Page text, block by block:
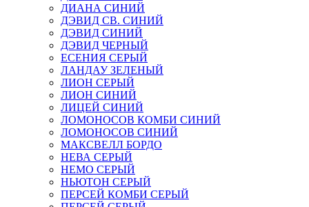
ДИАНА СИНИЙ
ДЭВИД СВ. СИНИЙ
ДЭВИД СИНИЙ
ДЭВИД ЧЕРНЫЙ
ЕСЕНИЯ СЕРЫЙ
ЛАНДАУ ЗЕЛЕНЫЙ
ЛИОН СЕРЫЙ
ЛИОН СИНИЙ
ЛИЦЕЙ СИНИЙ
ЛОМОНОСОВ КОМБИ СИНИЙ
ЛОМОНОСОВ СИНИЙ
МАКСВЕЛЛ БОРДО
НЕВА СЕРЫЙ
НЕМО СЕРЫЙ
НЬЮТОН СЕРЫЙ
ПЕРСЕЙ КОМБИ СЕРЫЙ